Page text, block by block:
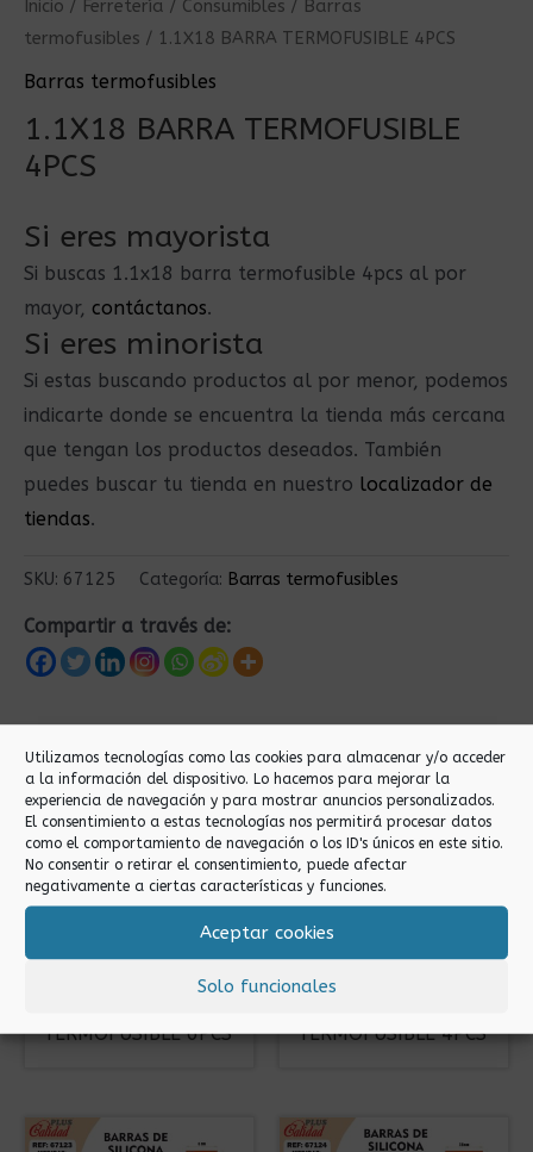
Utilizamos tecnologías como las cookies para almacenar y/o acceder
a la información del dispositivo. Lo hacemos para mejorar la
experiencia de navegación y para mostrar anuncios personalizados.
El consentimiento a estas tecnologías nos permitirá procesar datos
como el comportamiento de navegación o los ID's únicos en este sitio.
No consentir o retirar el consentimiento, puede afectar
negativamente a ciertas características y funciones.
Aceptar cookies
Solo funcionales
Inicio / Ferretería / Consumibles / Barras
termofusibles / 1.1X18 BARRA TERMOFUSIBLE 4PCS
Barras termofusibles
1.1X18 BARRA TERMOFUSIBLE
4PCS
Si eres mayorista
Si buscas 1.1x18 barra termofusible 4pcs al por
mayor, contáctanos.
Si eres minorista
Si estas buscando productos al por menor, podemos
indicarte donde se encuentra la tienda más cercana
que tengan los productos deseados. También
puedes buscar tu tienda en nuestro localizador de
tiendas.
SKU: 67125 Categoría: Barras termofusibles
Compartir a través de:
Productos relacionados
Barras termofusibles
TERMOFUSIBLE 6PCS
Barras termofusibles
TERMOFUSIBLE 4PCS